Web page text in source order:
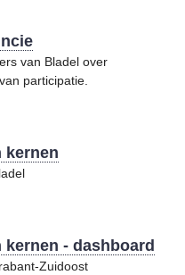
van Bladel over
participatie.
kernen
- dashboard
Zuidoost